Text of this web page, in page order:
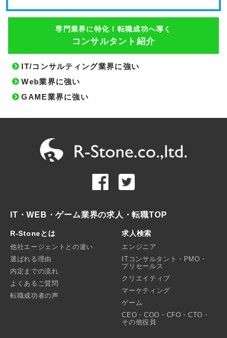
専門業界に特化！転職成功へ導く
コンサルタント紹介
IT/コンサルティング業界に強い
Web業界に強い
GAME業界に強い
IT・WEB・ゲーム業界の求人・転職TOP
R-Stoneとは
他社エージェントとの違い
選ばれる理由
内定までの流れ
よくあるご質問
転職成功者の声
求人検索
エンジニア
ITコンサルタント・PMO・
プリセールス
クリエイティブ
マーケティング
ゲーム
CEO・COO・CFO・CTO・
その他役員